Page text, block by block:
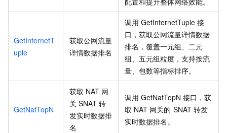
GetInternetT
uple
获取公网流量
详情数据排名
调用 GetInternetTuple 接
口，获取公网流量详情数据
排名，覆盖一元组、二元
组、五元组粒度，支持按流
量、包数等指标排序。
GetNatTopN
获取 NAT 网
关 SNAT 转
发实时数据排
名
调用 GetNatTopN 接口，获
取 NAT 网关的 SNAT 转发
实时数据排名。